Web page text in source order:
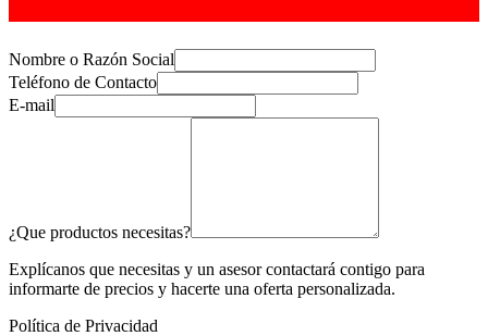
Nombre o Razón Social
Teléfono de Contacto
E-mail
¿Que productos necesitas?
Explícanos que necesitas y un asesor contactará contigo para
informarte de precios y hacerte una oferta personalizada.
Política de Privacidad